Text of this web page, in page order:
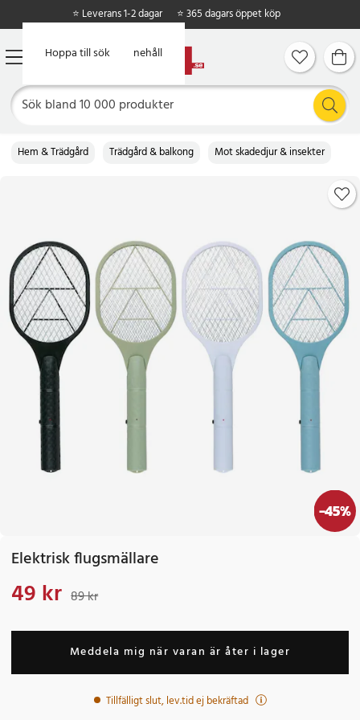
Hoppa till huvudinnehåll
Hoppa till sök
⭐ Leverans 1-2 dagar ⭐ 365 dagars öppet köp
Hem & Trädgård Trädgård & balkong Mot skadedjur & insekter
-45%
Elektrisk flugsmällare
Nuvarande pris
49 kr 89 kr
Meddela mig när varan är åter i lager
Tillfälligt slut, lev.tid ej bekräftad